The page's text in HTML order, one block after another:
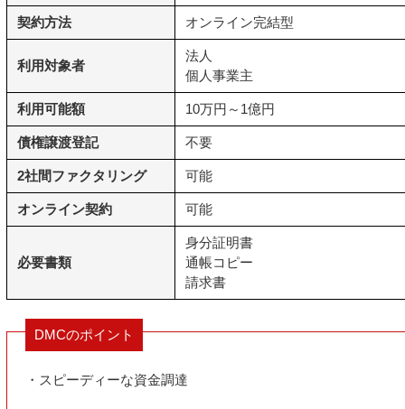
契約方法 オンライン完結型
利用対象者
法人
個人事業主
利用可能額 10万円～1億円
債権譲渡登記 不要
2社間ファクタリング 可能
オンライン契約 可能
必要書類
身分証明書
通帳コピー
請求書
DMCのポイント
・スピーディーな資金調達